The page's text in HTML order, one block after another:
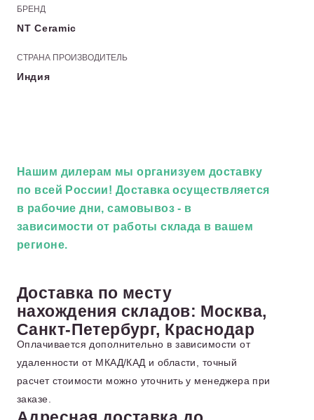
БРЕНД
NT Ceramic
СТРАНА ПРОИЗВОДИТЕЛЬ
Индия
Нашим дилерам мы организуем доставку
по всей России! Доставка осуществляется
в рабочие дни, самовывоз - в
зависимости от работы склада в вашем
регионе.
Доставка по месту
нахождения складов: Москва,
Санкт-Петербург, Краснодар
Оплачивается дополнительно в зависимости от
удаленности от МКАД/КАД и области, точный
расчет стоимости можно уточнить у менеджера при
заказе.